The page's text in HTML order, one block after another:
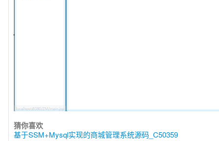
猜你喜欢
基于SSM+Mysql实现的商城管理系统源码_C50359